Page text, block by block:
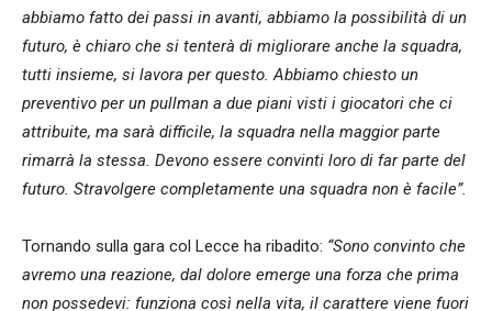
abbiamo fatto dei passi in avanti, abbiamo la possibilità di un
futuro, è chiaro che si tenterà di migliorare anche la squadra,
tutti insieme, si lavora per questo. Abbiamo chiesto un
preventivo per un pullman a due piani visti i giocatori che ci
attribuite, ma sarà difficile, la squadra nella maggior parte
rimarrà la stessa. Devono essere convinti loro di far parte del
futuro. Stravolgere completamente una squadra non è facile”.
Tornando sulla gara col Lecce ha ribadito: “Sono convinto che
avremo una reazione, dal dolore emerge una forza che prima
non possedevi: funziona così nella vita, il carattere viene fuori